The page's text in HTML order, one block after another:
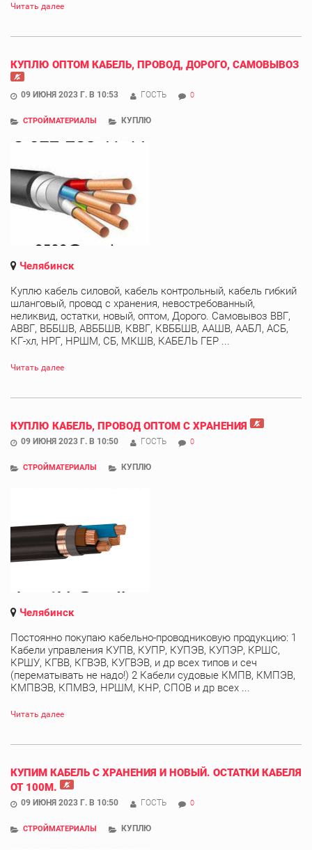
Читать далее
КУПЛЮ ОПТОМ КАБЕЛЬ, ПРОВОД, ДОРОГО, САМОВЫВОЗ
09 ИЮНЯ 2023 Г. В 10:53 ГОСТЬ 0
СТРОЙМАТЕРИАЛЫ КУПЛЮ
Челябинск
Куплю кабель силовой, кабель контрольный, кабель гибкий
шланговый, провод с хранения, невостребованный,
неликвид, остатки, новый, оптом, Дорого. Самовывоз ВВГ,
АВВГ, ВББШВ, АВББШВ, КВВГ, КВББШВ, ААШВ, ААБЛ, АСБ,
КГ-хл, НРГ, НРШМ, СБ, МКШВ, КАБЕЛЬ ГЕР ...
Читать далее
КУПЛЮ КАБЕЛЬ, ПРОВОД ОПТОМ С ХРАНЕНИЯ
09 ИЮНЯ 2023 Г. В 10:50 ГОСТЬ 0
СТРОЙМАТЕРИАЛЫ КУПЛЮ
Челябинск
Постоянно покупаю кабельно-проводниковую продукцию: 1
Кабели управления КУПВ, КУПР, КУПЭВ, КУПЭР, КРШС,
КРШУ, КГВВ, КГВЭВ, КУГВЭВ, и др всех типов и сеч
(перематывать не надо!) 2 Кабели судовые КМПВ, КМПЭВ,
КМПВЭВ, КПМВЭ, НРШМ, КНР, СПОВ и др всех ...
Читать далее
КУПИМ КАБЕЛЬ С ХРАНЕНИЯ И НОВЫЙ. ОСТАТКИ КАБЕЛЯ
ОТ 100М.
09 ИЮНЯ 2023 Г. В 10:50 ГОСТЬ 0
СТРОЙМАТЕРИАЛЫ КУПЛЮ